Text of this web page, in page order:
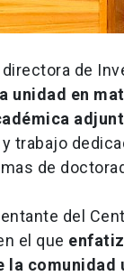
de
unidad en
trabajo
de
del
el que
la comunidad